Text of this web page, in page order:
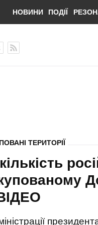
НОВИНИ ПОДІЇ
ТЕРИТОРІЇ